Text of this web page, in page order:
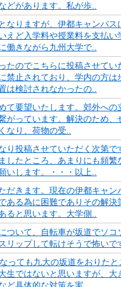
どがあります。私が歩..
りますが、伊都キャンパ
ど入学料や授業料を支払
きながら九州大学で..
のでこちらに投稿させて
止されており、学内の方
検討されなかったの..
要望いたします。郊外への
がっています。解決のため
り、荷物の受..
投稿させていただく次第
たところ、あまりにも頻
いします。・・・以上..
きます。現在の伊都キャ
ある為に困難でありその解
ると思います。大学側..
いて、自転車が坂道でソ
ップして転けそうで怖いで
っても九大の坂道をおりた
ではないと思いますが、